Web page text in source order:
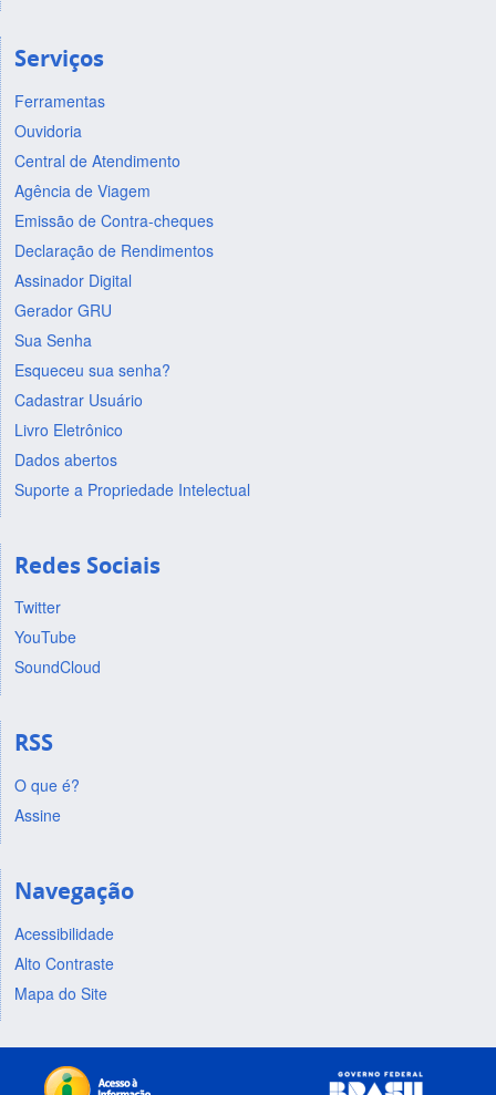
Serviços
Ferramentas
Ouvidoria
Central de Atendimento
Agência de Viagem
Emissão de Contra-cheques
Declaração de Rendimentos
Assinador Digital
Gerador GRU
Sua Senha
Esqueceu sua senha?
Cadastrar Usuário
Livro Eletrônico
Dados abertos
Suporte a Propriedade Intelectual
Redes Sociais
Twitter
YouTube
SoundCloud
RSS
O que é?
Assine
Navegação
Acessibilidade
Alto Contraste
Mapa do Site